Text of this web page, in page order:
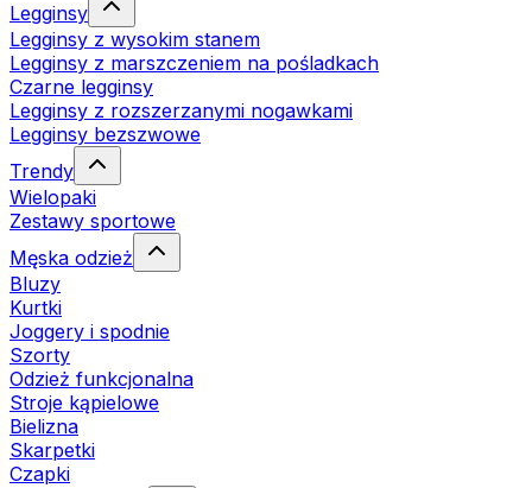
Legginsy
Legginsy z wysokim stanem
Legginsy z marszczeniem na pośladkach
Czarne legginsy
Legginsy z rozszerzanymi nogawkami
Legginsy bezszwowe
Trendy
Wielopaki
Zestawy sportowe
Męska odzież
Bluzy
Kurtki
Joggery i spodnie
Szorty
Odzież funkcjonalna
Stroje kąpielowe
Bielizna
Skarpetki
Czapki